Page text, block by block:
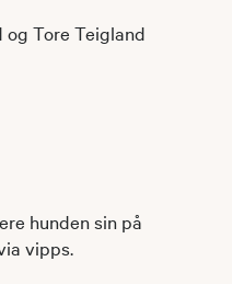
Tore Teigland
hunden sin på
vipps.